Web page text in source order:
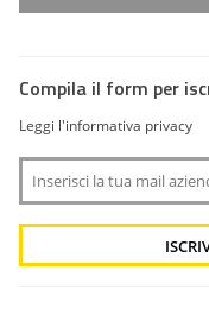
Compila il form per
Leggi l'informativa privacy